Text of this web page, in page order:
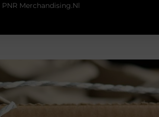
Merchandising.nl